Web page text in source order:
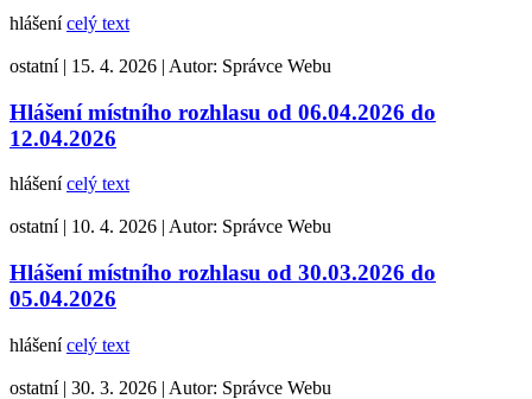
hlášenícelý text
ostatní | 15. 4. 2026 | Autor: Správce Webu
Hlášení místního rozhlasu od 06.04.2026 do
12.04.2026
hlášenícelý text
ostatní | 10. 4. 2026 | Autor: Správce Webu
Hlášení místního rozhlasu od 30.03.2026 do
05.04.2026
hlášenícelý text
ostatní | 30. 3. 2026 | Autor: Správce Webu